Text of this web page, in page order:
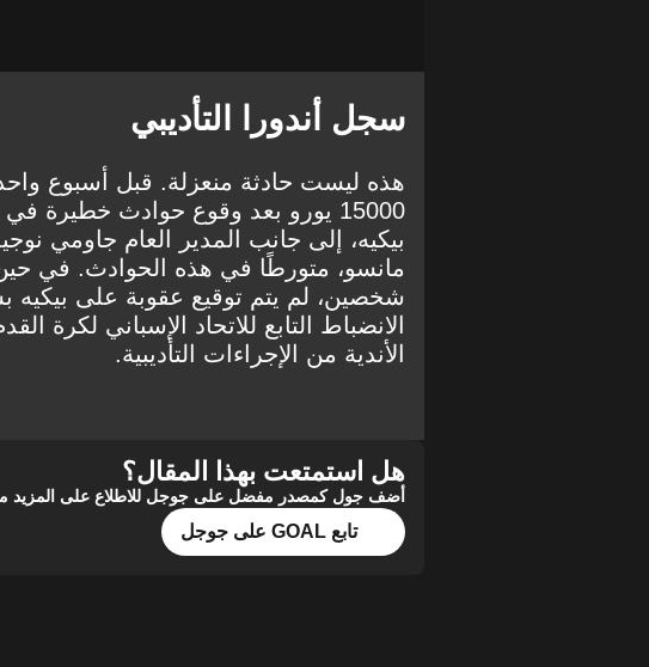
سجل أندورا التأديبي
هذه ليست حادثة منعزلة. قبل أسبوع
15000 يورو بعد وقوع حوادث خطيرة
بيكيه، إلى جانب المدير العام جاومي
مانسو، متورطًا في هذه الحوادث. في
الأندية من الإجراءات التأديبية.
هل استمتعت بهذا المقال؟
أضف جول كمصدر مفضل على جوجل للاطلاع على المزيد من
تابع GOAL على جوجل